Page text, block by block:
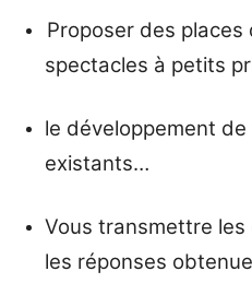
Proposer des
spectacles à petits
le développement
existants…
Vous transmettre
les réponses